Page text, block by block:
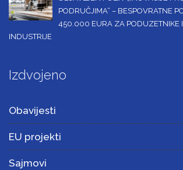
PODRUČJIMA“ – BESPOVRATNE
450.000 EURA ZA PODUZETNIKE
INDUSTRIJE
Izdvojeno
Obavijesti
EU projekti
Sajmovi